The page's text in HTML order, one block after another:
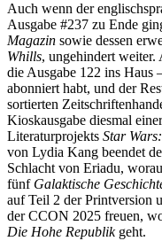
Auch wenn der
Ausgabe #237 zu Ende
Magazin sowie dessen
Whills, ungehindert weiter.
die Ausgabe 122 ins
abonniert habt, und der
sortierten
Kioskausgabe diesmal
Literaturprojekts Star
von Lydia Kang beendet
Schlacht von Eriadu,
fünf Galaktische
auf Teil 2 der Printversion
der CCON 2025 freuen,
Die Hohe Republikgeht.